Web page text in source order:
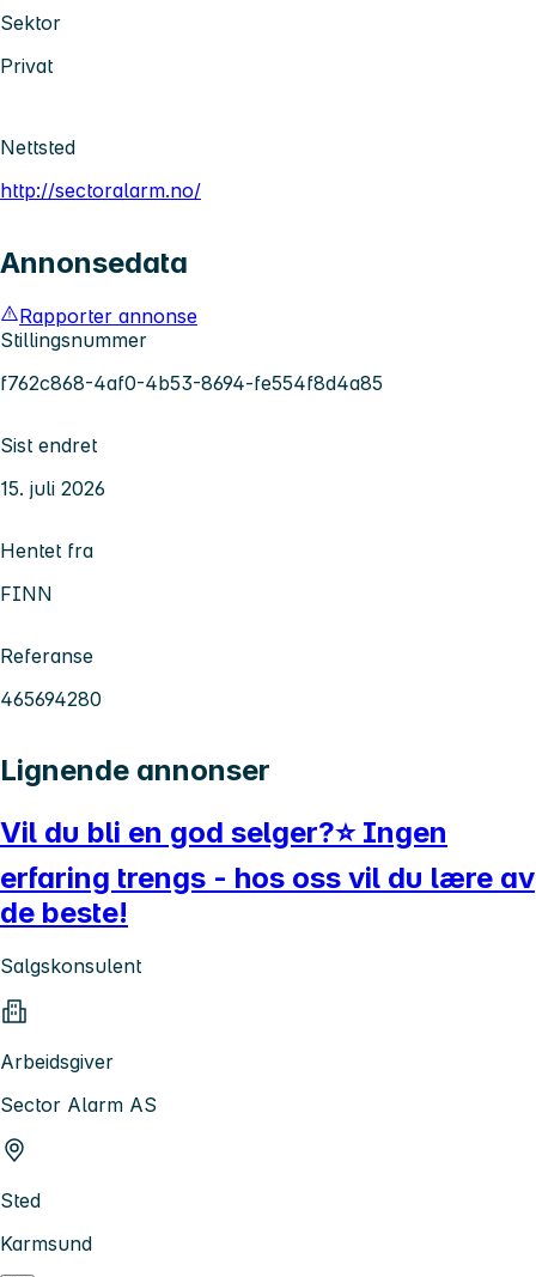
Sektor
Privat
Nettsted
http://sectoralarm.no/
Annonsedata
Rapporter annonse
Stillingsnummer
f762c868-4af0-4b53-8694-fe554f8d4a85
Sist endret
15. juli 2026
Hentet fra
FINN
Referanse
465694280
Lignende annonser
Vil du bli en god selger?⭐ Ingen
erfaring trengs - hos oss vil du lære av
de beste!
Salgskonsulent
Arbeidsgiver
Sector Alarm AS
Sted
Karmsund